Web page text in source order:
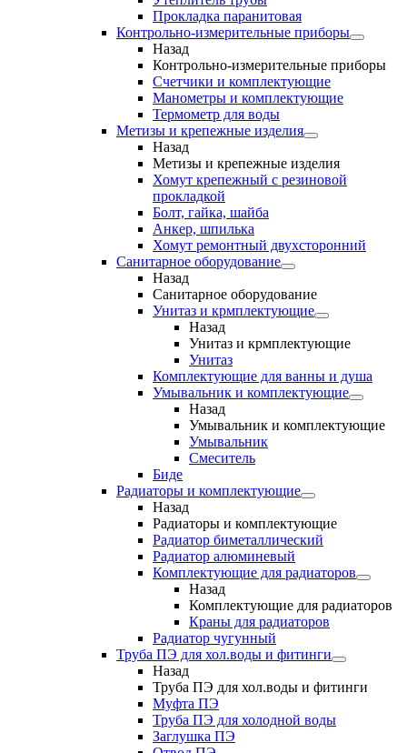
Прокладка паранитовая
Контрольно-измерительные приборы
Назад
Контрольно-измерительные приборы
Счетчики и комплектующие
Манометры и комплектующие
Термометр для воды
Метизы и крепежные изделия
Назад
Метизы и крепежные изделия
Хомут крепежный с резиновой
прокладкой
Болт, гайка, шайба
Анкер, шпилька
Хомут ремонтный двухсторонний
Санитарное оборудование
Назад
Санитарное оборудование
Унитаз и крмплектующие
Назад
Унитаз и крмплектующие
Унитаз
Комплектующие для ванны и душа
Умывальник и комплектующие
Назад
Умывальник и комплектующие
Умывальник
Смеситель
Биде
Радиаторы и комплектующие
Назад
Радиаторы и комплектующие
Радиатор биметаллический
Радиатор алюминевый
Комплектующие для радиаторов
Назад
Комплектующие для радиаторов
Краны для радиаторов
Радиатор чугунный
Труба ПЭ для хол.воды и фитинги
Назад
Труба ПЭ для хол.воды и фитинги
Муфта ПЭ
Труба ПЭ для холодной воды
Заглушка ПЭ